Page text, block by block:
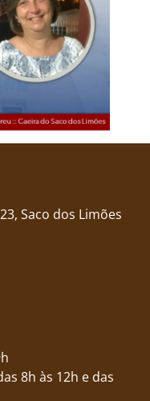
Saco dos Limões
8h às 12h e das